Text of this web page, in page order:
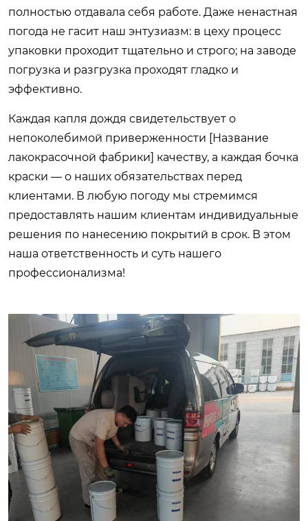
полностью отдавала себя работе. Даже ненастная
погода не гасит наш энтузиазм: в цеху процесс
упаковки проходит тщательно и строго; на заводе
погрузка и разгрузка проходят гладко и
эффективно.
Каждая капля дождя свидетельствует о
непоколебимой приверженности [Название
лакокрасочной фабрики] качеству, а каждая бочка
краски — о наших обязательствах перед
клиентами. В любую погоду мы стремимся
предоставлять нашим клиентам индивидуальные
решения по нанесению покрытий в срок. В этом
наша ответственность и суть нашего
профессионализма!